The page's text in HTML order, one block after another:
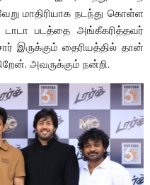
மாதிரியாக நடந்து கொள்ள
படத்தை அங்கீகரித்தவர்
இருக்கும் தைரியத்தில் தான்
அவருக்கும் நன்றி.